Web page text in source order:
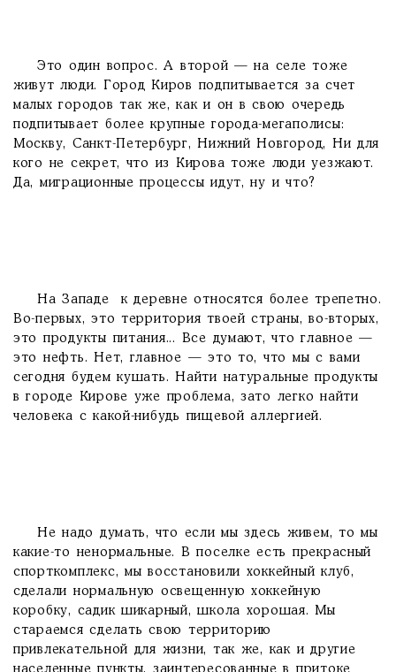
Это один вопрос. А второй — на селе тоже
живут люди. Город Киров подпитывается за счет
малых городов так же, как и он в свою очередь
подпитывает более крупные города-мегаполисы:
Москву, Санкт-Петербург, Нижний Новгород, Ни для
кого не секрет, что из Кирова тоже люди уезжают.
Да, миграционные процессы идут, ну и что?
На Западе к деревне относятся более трепетно.
Во-первых, это территория твоей страны, во-вторых,
это продукты питания... Все думают, что главное —
это нефть. Нет, главное — это то, что мы с вами
сегодня будем кушать. Найти натуральные продукты
в городе Кирове уже проблема, зато легко найти
человека с какой-нибудь пищевой аллергией.
Не надо думать, что если мы здесь живем, то мы
какие-то ненормальные. В поселке есть прекрасный
спорткомплекс, мы восстановили хоккейный клуб,
сделали нормальную освещенную хоккейную
коробку, садик шикарный, школа хорошая. Мы
стараемся сделать свою территорию
привлекательной для жизни, так же, как и другие
населенные пункты, заинтересованные в притоке